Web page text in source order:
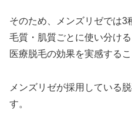
そのため、メンズリゼでは3
毛質・肌質ごとに使い分け
医療脱毛の効果を実感するこ
メンズリゼが採用している
す。